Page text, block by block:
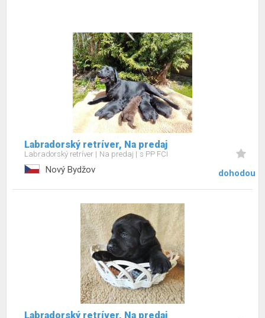
Labradorský retríver, Na predaj
Labradorský retríver Na predaj s PP FCI
Nový Bydžov dohodou
Labradorský retríver, Na predaj